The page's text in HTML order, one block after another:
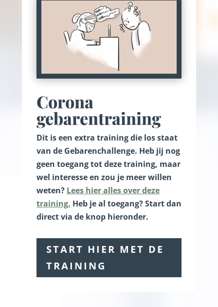
Corona
gebarentraining
Dit is een extra training die los staat
van de Gebarenchallenge. Heb jij nog
geen toegang tot deze training, maar
wel interesse en zou je meer willen
weten? Lees hier alles over deze
training. Heb je al toegang? Start dan
direct via de knop hieronder.
START HIER MET DE
TRAINING